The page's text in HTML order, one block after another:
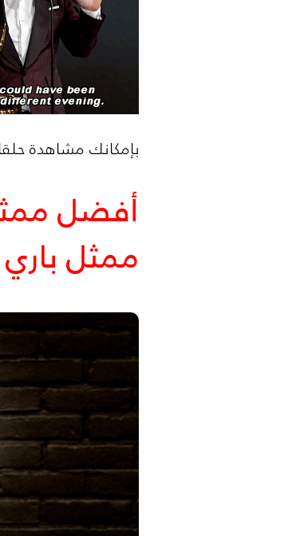
بإمكانك مشاهدة
أفضل
ممثل